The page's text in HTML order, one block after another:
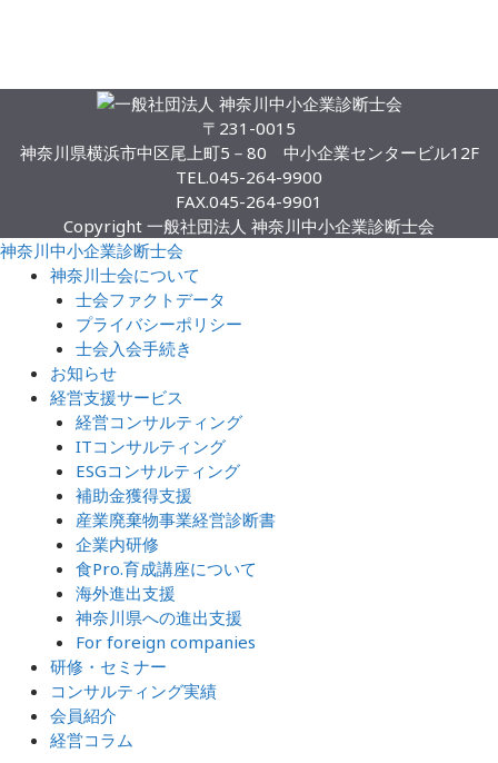
〒231-0015
神奈川県横浜市中区尾上町5－80 中小企業センタービル12F
TEL.045-264-9900
FAX.045-264-9901
Copyright 一般社団法人 神奈川中小企業診断士会
神奈川中小企業診断士会
神奈川士会について
士会ファクトデータ
プライバシーポリシー
士会入会手続き
お知らせ
経営支援サービス
経営コンサルティング
ITコンサルティング
ESGコンサルティング
補助金獲得支援
産業廃棄物事業経営診断書
企業内研修
食Pro.育成講座について
海外進出支援
神奈川県への進出支援
For foreign companies
研修・セミナー
コンサルティング実績
会員紹介
経営コラム